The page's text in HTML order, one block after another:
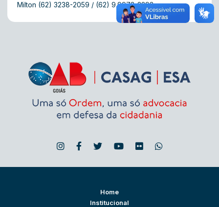
Milton (62) 3238-2059 / (62) 9.9973-2293.
Home
Institucional